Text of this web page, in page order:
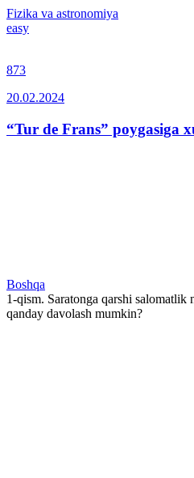
Fizika va astronomiya
easy
873
20.02.2024
“Tur de Frans” poygasiga
Boshqa
1-qism. Saratonga qarshi
qanday davolash mumkin?